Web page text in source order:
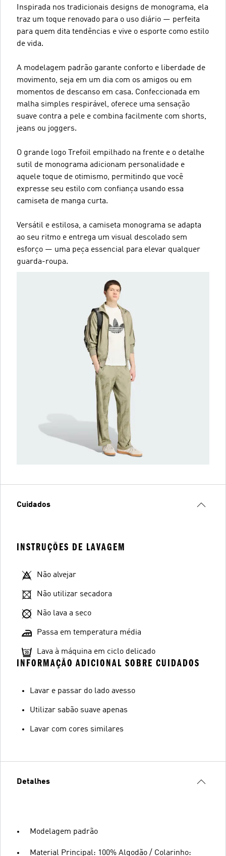
Inspirada nos tradicionais designs de monograma, ela
traz um toque renovado para o uso diário — perfeita
para quem dita tendências e vive o esporte como estilo
de vida.
A modelagem padrão garante conforto e liberdade de
movimento, seja em um dia com os amigos ou em
momentos de descanso em casa. Confeccionada em
malha simples respirável, oferece uma sensação
suave contra a pele e combina facilmente com shorts,
jeans ou joggers.
O grande logo Trefoil empilhado na frente e o detalhe
sutil de monograma adicionam personalidade e
aquele toque de otimismo, permitindo que você
expresse seu estilo com confiança usando essa
camiseta de manga curta.
Versátil e estilosa, a camiseta monograma se adapta
ao seu ritmo e entrega um visual descolado sem
esforço — uma peça essencial para elevar qualquer
guarda-roupa.
Cuidados
INSTRUÇÕES DE LAVAGEM
Não alvejar
Não utilizar secadora
Não lava a seco
Passa em temperatura média
Lava à máquina em ciclo delicado
INFORMAÇÃO ADICIONAL SOBRE CUIDADOS
Lavar e passar do lado avesso
Utilizar sabão suave apenas
Lavar com cores similares
Detalhes
Modelagem padrão
Material Principal: 100% Algodão / Colarinho: